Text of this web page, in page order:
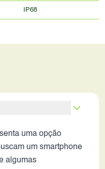
IP68
uma opção
um smartphone
algumas